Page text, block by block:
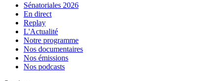
Sénatoriales 2026
En direct
Replay
L'Actualité
Notre programme
Nos documentaires
Nos émissions
Nos podcasts